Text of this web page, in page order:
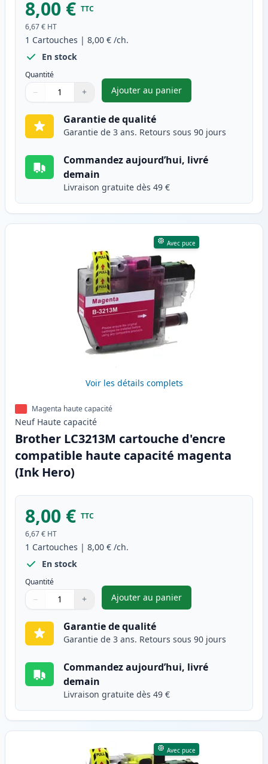
8,00 € TTC
6,67 € HT
1 Cartouches | 8,00 € /ch.
En stock
Quantité
Quantité
Utilisez les boutons pour ajuster
− +
Quantité
Ajouter au panier
,Brother LC3213C cartouche
Garantie de qualité
Garantie de 3 ans. Retours sous 90 jours
Commandez aujourd’hui, livré
demain
Livraison gratuite dès 49 €
Avec puce
Voir les détails complets
Magenta haute capacité
Neuf Haute capacité
Brother LC3213M cartouche d'encre
compatible haute capacité magenta
(Ink Hero)
8,00 € TTC
6,67 € HT
1 Cartouches | 8,00 € /ch.
En stock
Quantité
Quantité
Utilisez les boutons pour ajuster
− +
Quantité
Ajouter au panier
,Brother LC3213M
Garantie de qualité
Garantie de 3 ans. Retours sous 90 jours
Commandez aujourd’hui, livré
demain
Livraison gratuite dès 49 €
Avec puce